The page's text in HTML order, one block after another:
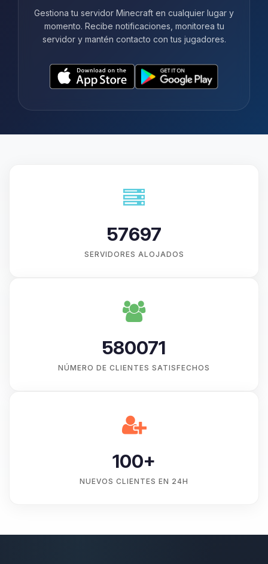
Gestiona tu servidor Minecraft en cualquier lugar y
momento. Recibe notificaciones, monitorea tu
servidor y mantén contacto con tus jugadores.
57697
SERVIDORES ALOJADOS
580071
NÚMERO DE CLIENTES SATISFECHOS
100+
NUEVOS CLIENTES EN 24H